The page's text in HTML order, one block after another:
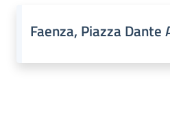
Faenza, Piazza Dante